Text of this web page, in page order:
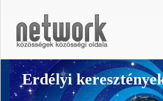
Erdélyi